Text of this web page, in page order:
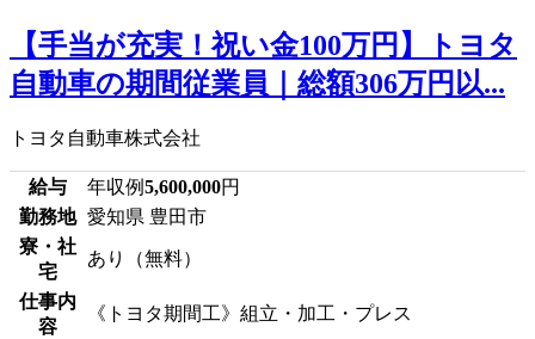
【手当が充実！祝い金100万円】トヨタ
自動車の期間従業員｜総額306万円以...
トヨタ自動車株式会社
給与 年収例5,600,000円
勤務地 愛知県 豊田市
寮・社
宅
あり（無料）
仕事内
容
《トヨタ期間工》組立・加工・プレス